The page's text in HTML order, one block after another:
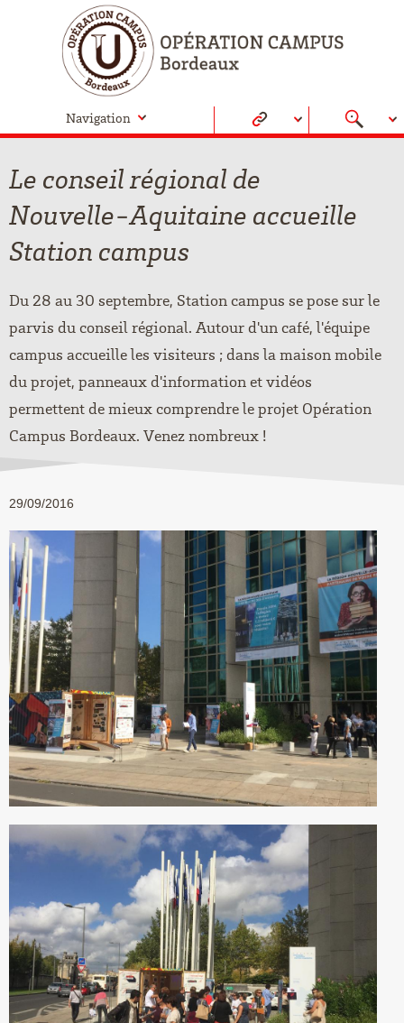
Navigation
Le conseil régional de
Nouvelle-Aquitaine accueille
Station campus
Du 28 au 30 septembre, Station campus se pose sur le
parvis du conseil régional. Autour d'un café, l'équipe
campus accueille les visiteurs ; dans la maison mobile
du projet, panneaux d'information et vidéos
permettent de mieux comprendre le projet Opération
Campus Bordeaux. Venez nombreux !
29/09/2016